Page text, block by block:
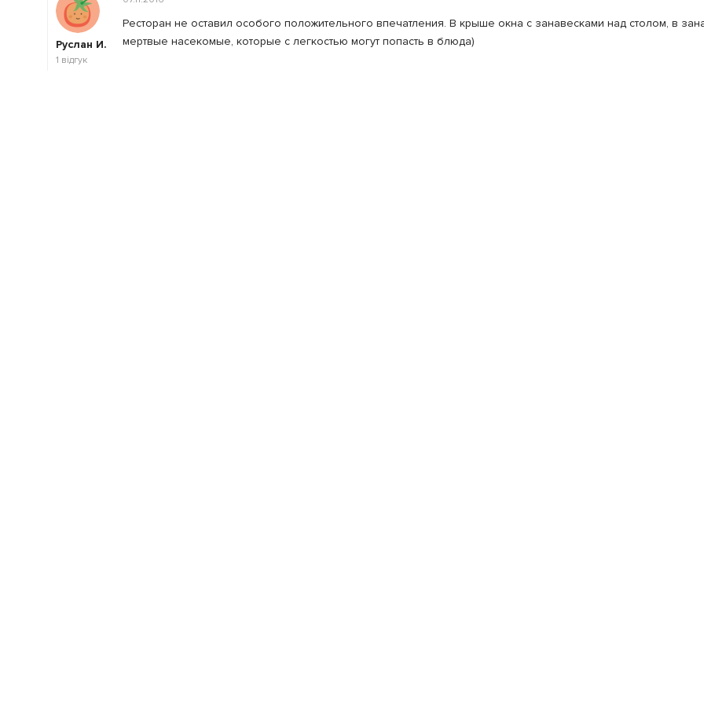
Руслан И.
1 відгук
Ресторан не оставил особого положительного впечатления. В крыше окна с занавесками над столом, в
мертвые насекомые, которые с легкостью могут попасть в блюда)